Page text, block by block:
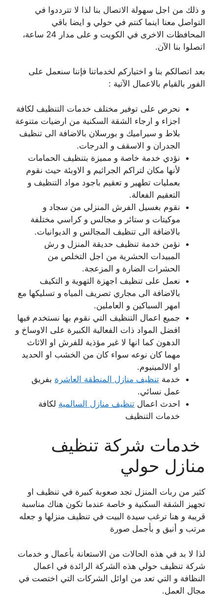
و ذلك من اجل سهولة الاتصال بنا لذا لا تترددوا في
التواصل معنا اينما كنتم في حولي و ايضا باقي
المحافظات الاخرى في الكويت و على مدار 24 ساعة،
اتصلوا بنا الآن.
بعد اتصالكم بنا و اختياركم لخدماتنا فإننا سنعمل على
الفور بالقيام بالاعمال الآتية :
نحرص على توفير مختلف خدمات التنظيف لكافة
اجزاء و ارجاء الشقة السكنية من ارضيات متنوعة
بلاط و سيراميك و بورسلان بالاضافة الى تنظيف
الجدران و الاسقف و الدرجات.
نؤدي خدمة خاصة و مميزة بتنظيف الحمامات
لأنها مكان لتراكم الجراثيم و الاوبئة حيث نقوم
بعمليات تطهير و تعقيم باجود مواد التنظيف و
التعقيم الفعالة.
نقوم بغسيل الفرش المنزلي من سجاد و
موكيتات و ستائر و مجالس و كراسي مختلفة
بالاضافة الى تنظيف المجالس و الديوانيات.
نؤمن خدمة تنظيف حديقة المنزل و رش
المبيدات الحشرية من اجل التخلص من
الحشرات الضارة و المزعجة.
نعمل على تنظيف اجهزة التهوية و التكيف
بالاضافة الى مجاري تصريف المياه و تسليكها مع
امهر السباكين و العاملين.
جميع اعمال التنظيف التي نقوم بها نستخدم فيها
افضل المواد ذات الفعالية الكبيرة على الاوساخ و
الدهون كما انها لا غير مؤذية للفرش او الاثاث
مهما كان نوعه سواء كان من الخشب او الحديد
او الالمينيوم.
خدمة تنظيف منازل المنطقة العاشرة بفريق
عمل نسائي.
احدث اعمال تنظيف منازل السالمية لكافة
خدمات التنظيف
خدمات شركة تنظيف
منازل حولي
كثير من ربات المنزل تجد صعوبة كبيرة في تنظيف او
تجهيز الشقة السكنية و خاصة عندما تكون هناك مناسبة
قريبة و هنا ترغب سيدة البيت في تنظيف منزلها و جعله
مرتب و أنيق و بأجمل صورة
لذا لا بد في هذه الحالات من الاستعانة بأعمال و خدمات
شركة تنظيف حولي هذه الشركة الرائدة في اعمال
النظافة و التي تعد من اوائل الشركات التي اختصت في
مجال العمل.